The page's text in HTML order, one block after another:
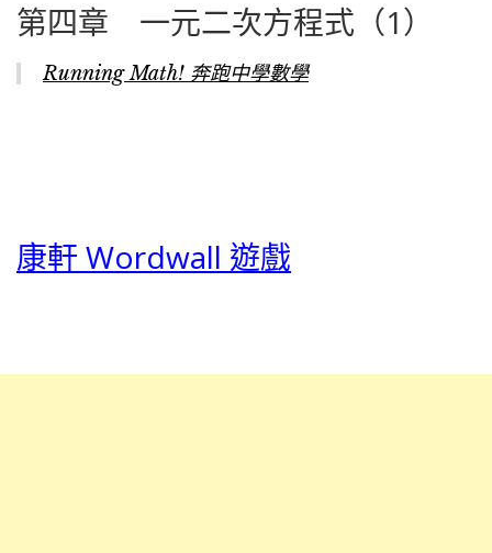
第四章 一元二次方程式（1）
Running Math! 奔跑中學數學
康軒 Wordwall 遊戲